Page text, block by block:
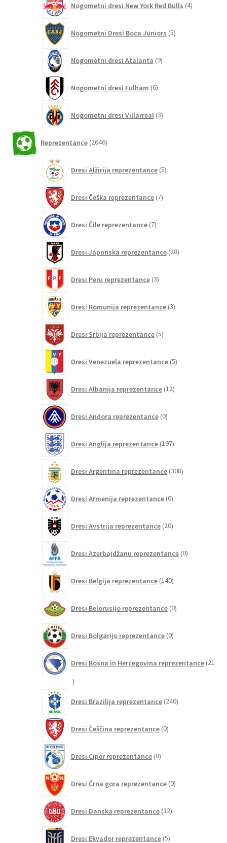
Nogometni dresi New York Red Bulls 4izdelki
Nogometni Dresi Boca Juniors 5izdelkov
Nogometni dresi Atalanta 9izdelkov
Nogometni dresi Fulham 6izdelkov
Nogometni dresi Villarreal 3izdelki
Reprezentance 2646izdelkov
Dresi Alžirija reprezentance 5izdelkov
Dresi Češka reprezentance 7izdelkov
Dresi Čile reprezentance 7izdelkov
Dresi Japonska reprezentance 28izdelkov
Dresi Peru reprezentance 3izdelki
Dresi Romunija reprezentance 3izdelki
Dresi Srbija reprezentance 5izdelkov
Dresi Venezuela reprezentance 5izdelkov
Dresi Albanija reprezentance 12izdelkov
Dresi Andora reprezentance 0izdelkov
Dresi Anglija reprezentance 197izdelkov
Dresi Argentina reprezentance 308izdelkov
Dresi Armenija reprezentance 0izdelkov
Dresi Avstrija reprezentance 20izdelkov
Dresi Azerbajdžanu reprezentance 0izdelkov
Dresi Belgija reprezentance 140izdelkov
Dresi Belorusijo reprezentance 0izdelkov
Dresi Bolgarijo reprezentance 0izdelkov
Dresi Bosna in Hercegovina reprezentance 21
21
Dresi Brazilija reprezentance 240izdelkov
Dresi Češčina reprezentance 0izdelkov
Dresi Ciper reprezentance 0izdelkov
Dresi Črna gora reprezentance 0izdelkov
Dresi Danska reprezentance 32izdelkov
Dresi Ekvador reprezentance 5